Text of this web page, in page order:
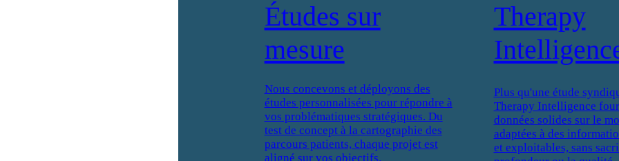
Études sur
mesure
Nous concevons et déployons des
études personnalisées pour répondre à
vos problématiques stratégiques. Du
test de concept à la cartographie des
parcours patients, chaque projet est
aligné sur vos objectifs.
Therapy
Plus qu'une étude
Therapy Intelligence
données solides sur le
adaptées à des
et exploitables, sans